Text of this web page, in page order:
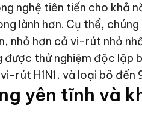
nghệ tiên tiến cho khả
lành hơn. Cụ thể,
nhỏ hơn cả vi-rút nhỏ
được thử nghiệm độc lập
rút H1N1, và loại bỏ
yên tĩnh và